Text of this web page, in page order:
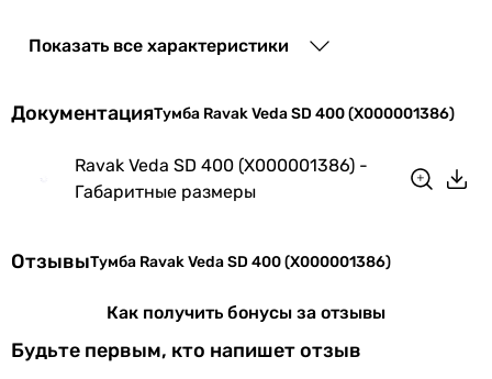
Ширина тумбы 40 см
Глубина тумбы 22 см
Высота тумбы 45 см
Цвет тумбы белый
Вес 13 кг
Габариты в упаковке
Ширина в
240 мм
Показать все характеристики
ДокументацияТумба Ravak Veda SD 400 (X000001386)
Ravak Veda SD 400 (X000001386) -
Габаритные размеры
ОтзывыТумба Ravak Veda SD 400 (X000001386)
Как получить бонусы за отзывы
Будьте первым, кто напишет отзыв